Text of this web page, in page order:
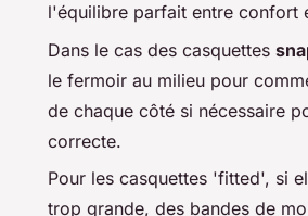
l'équilibre parfait entre confort
Dans le cas des casquettes
le fermoir au milieu pour
de chaque côté si nécessaire
correcte.
Pour les casquettes 'fitted', si
trop grande, des bandes de